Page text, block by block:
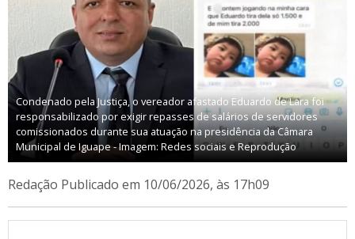
Condenado pela Justiça, o vereador afastado Eduardo de Lara foi
responsabilizado por exigir repasses de salários de servidores
comissionados durante sua atuação na presidência da Câmara
Municipal de Iguape - Imagem: Redes sociais e Reprodução
Redação Publicado em 10/06/2026, às 17h09